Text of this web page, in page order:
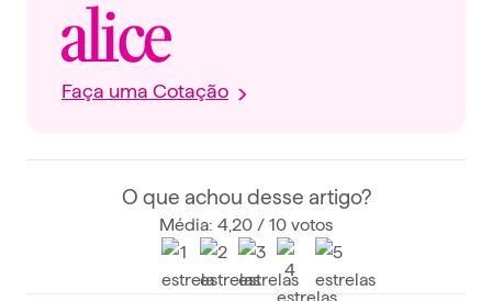
Faça uma Cotação
O que achou desse artigo?
Média: 4,20 / 10 votos